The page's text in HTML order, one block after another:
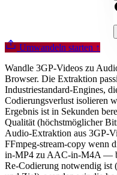
Umwandeln starten ↑
Wandle 3GP-Videos zu
Browser. Die Extraktion
Industriestandard-Engines,
Codierungsverlust isolieren
Ergebnis ist in Sekunden
Qualität (höchstmöglicher
Audio-Extraktion aus 3GP-
FFmpeg-stream-copy wenn
in-MP4 zu AAC-in-M4A —
Re-Codierung notwendig ist